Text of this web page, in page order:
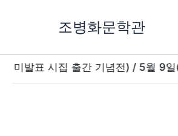
조병화문학관
미발표 시집 출간 기념전) / 5월 9